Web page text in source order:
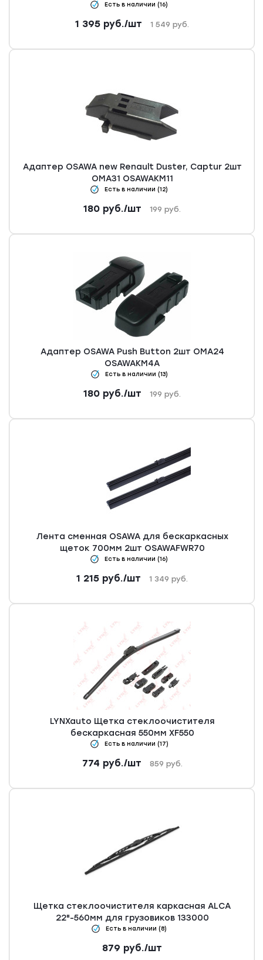
Есть в наличии (16)
1 395 руб./шт 1 549 руб.
Адаптер OSAWA new Renault Duster, Captur 2шт
OMA31 OSAWAKM11
Есть в наличии (12)
180 руб./шт 199 руб.
Адаптер OSAWA Push Button 2шт OMA24
OSAWAKM4A
Есть в наличии (13)
180 руб./шт 199 руб.
Лента сменная OSAWA для бескаркасных
щеток 700мм 2шт OSAWAFWR70
Есть в наличии (16)
1 215 руб./шт 1 349 руб.
LYNXauto Щетка стеклоочистителя
бескаркасная 550мм XF550
Есть в наличии (17)
774 руб./шт 859 руб.
Щетка стеклоочистителя каркасная ALCA
22"-560мм для грузовиков 133000
Есть в наличии (8)
879 руб./шт